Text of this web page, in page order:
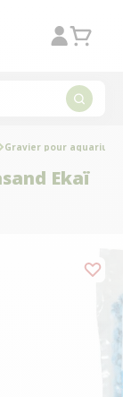
Gravier pour aquarium
Ekaï